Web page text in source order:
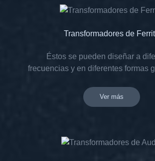
Transformadores de
Éstos se pueden diseñar a
frecuencias y en diferentes formas
Ver más